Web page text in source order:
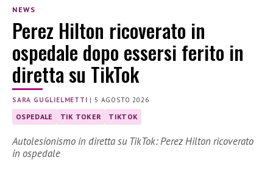
NEWS
Perez Hilton ricoverato in
ospedale dopo essersi ferito in
diretta su TikTok
SARA GUGLIELMETTI |5 AGOSTO 2026
OSPEDALE TIK TOKER TIKTOK
Autolesionismo in diretta su TikTok: Perez Hilton ricoverato
in ospedale